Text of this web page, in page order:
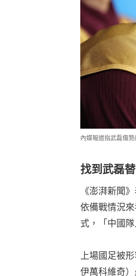
內媒報道指武磊傷勢
找到武磊
《澎湃新聞
依備戰情況
式，「中國
上場國足被
伊萬科維奇